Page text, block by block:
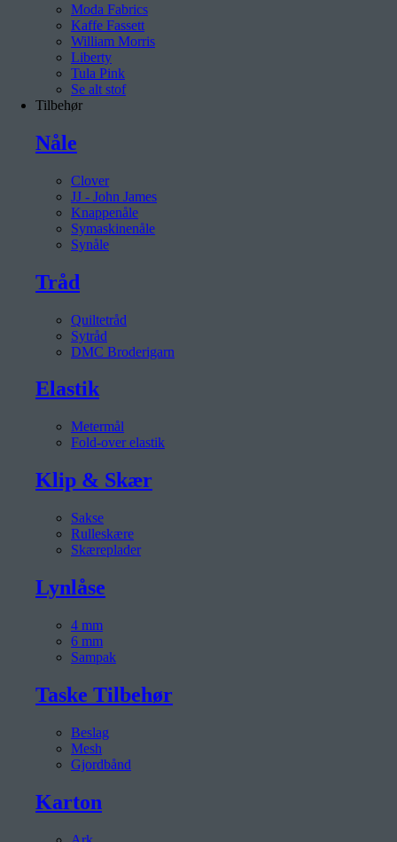
Moda Fabrics
Kaffe Fassett
William Morris
Liberty
Tula Pink
Se alt stof
Tilbehør
Nåle
Clover
JJ - John James
Knappenåle
Symaskinenåle
Synåle
Tråd
Quiltetråd
Sytråd
DMC Broderigarn
Elastik
Metermål
Fold-over elastik
Klip & Skær
Sakse
Rulleskære
Skæreplader
Lynlåse
4 mm
6 mm
Sampak
Taske Tilbehør
Beslag
Mesh
Gjordbånd
Karton